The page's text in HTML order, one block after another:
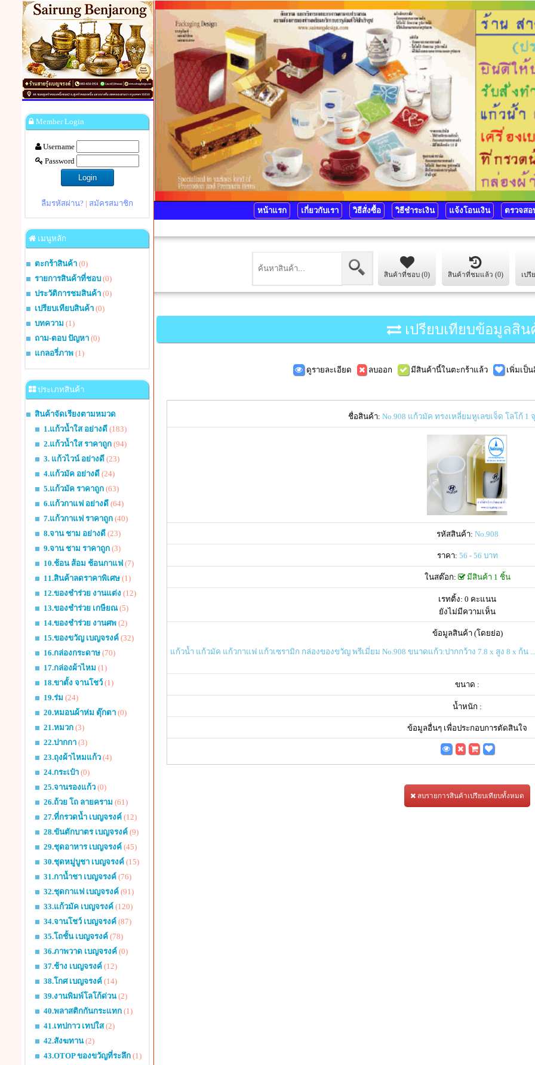
Member Login
Username
Password
ลืมรหัสผ่าน? | สมัครสมาชิก
เมนูหลัก
ตะกร้าสินค้า (0)
รายการสินค้าที่ชอบ (0)
ประวัติการชมสินค้า (0)
เปรียบเทียบสินค้า (0)
บทความ (1)
ถาม-ตอบ ปัญหา (0)
แกลอรี่ภาพ (1)
ประเภทสินค้า
สินค้าจัดเรียงตามหมวด
1.แก้วน้ำใส อย่างดี (183)
2.แก้วน้ำใส ราคาถูก (94)
3. แก้วไวน์ อย่างดี (23)
4.แก้วมัค อย่างดี (24)
5.แก้วมัค ราคาถูก (63)
6.แก้วกาแฟ อย่างดี (64)
7.แก้วกาแฟ ราคาถูก (40)
8.จาน ชาม อย่างดี (23)
9.จาน ชาม ราคาถูก (3)
10.ช้อน ส้อม ช้อนกาแฟ (7)
11.สินค้าลดราคาพิเศษ (1)
12.ของชำร่วย งานแต่ง (12)
13.ของชำร่วย เกษียณ(5)
14.ของชำร่วย งานศพ (2)
15.ของขวัญ เบญจรงค์ (32)
16.กล่องกระดาษ (70)
17.กล่องผ้าไหม (1)
18.ขาตั้ง จานโชว์ (1)
19.ร่ม (24)
20.หมอนผ้าห่ม ตุ๊กตา (0)
21.หมวก (3)
22.ปากกา (3)
23.ถุงผ้าไหมแก้ว (4)
24.กระเป๋า (0)
25.จานรองแก้ว (0)
26.ถ้วย โถ ลายคราม (61)
27.ที่กรวดน้ำ เบญจรงค์ (12)
28.ขันตักบาตร เบญจรงค์ (9)
29.ชุดอาหาร เบญจรงค์ (45)
30.ชุดหมู่บูชา เบญจรงค์ (15)
31.กาน้ำชา เบญจรงค์ (76)
32.ชุดกาแฟ เบญจรงค์ (91)
33.แก้วมัค เบญจรงค์ (120)
34.จานโชว์ เบญจรงค์ (87)
35.โถชั้น เบญจรงค์ (78)
36.ภาพวาด เบญจรงค์ (0)
37.ช้าง เบญจรงค์ (12)
38.โกศ เบญจรงค์ (14)
39.งานพิมพ์โลโก้ด่วน(2)
40.พลาสติกกันกระแทก (1)
41.เทปกาว เทปใส(2)
42.สังฆทาน(2)
43.OTOP ของขวัญที่ระลึก (1)
หน้าแรก เกี่ยวกับเรา วิธีสั่งซื้อ วิธีชำระเงิน แจ้งโอนเงิน ตรวจสอ
สินค้าที่ชอบ (0) สินค้าที่ชมแล้ว (0) เปรี
เปรียบเทียบข้อมูลสิน
ดูรายละเอียด ลบออก มีสินค้านี้ในตะกร้าแล้ว เพิ่มเป็
ชื่อสินค้า: No.908 แก้วมัค ทรงเหลี่ยมหูเลขเจ็ด โลโก้ 1
รหัสสินค้า: No.908
ราคา: 56 - 56 บาท
ในสต๊อก: มีสินค้า 1 ชิ้น
เรทติ้ง: 0 คะแนน
ยังไม่มีความเห็น
ข้อมูลสินค้า (โดยย่อ)
แก้วน้ำ แก้วมัค แก้วกาแฟ แก้วเซรามิก กล่องของขวัญ พรีเมี่ยม No.908 ขนาดแก้ว:ปากกว้าง 7.8 x สูง 8 x ก้น ...
ขนาด :
น้ำหนัก :
ข้อมูลอื่นๆ เพื่อประกอบการตัดสินใจ
ลบรายการสินค้าเปรียบเทียบทั้งหมด